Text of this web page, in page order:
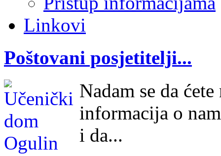
Linkovi
Poštovani posjetitelji...
Nadam se da
informacija o
i da...